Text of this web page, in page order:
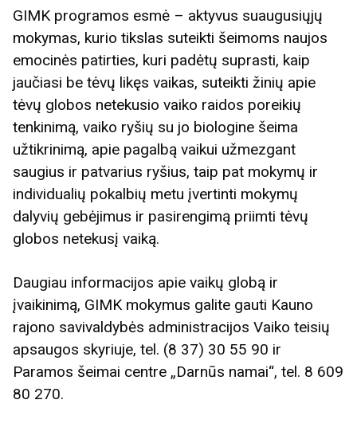
GIMK programos esmė – aktyvus suaugusiųjų
mokymas, kurio tikslas suteikti šeimoms naujos
emocinės patirties, kuri padėtų suprasti, kaip
jaučiasi be tėvų likęs vaikas, suteikti žinių apie
tėvų globos netekusio vaiko raidos poreikių
tenkinimą, vaiko ryšių su jo biologine šeima
užtikrinimą, apie pagalbą vaikui užmezgant
saugius ir patvarius ryšius, taip pat mokymų ir
individualių pokalbių metu įvertinti mokymų
dalyvių gebėjimus ir pasirengimą priimti tėvų
globos netekusį vaiką.
Daugiau informacijos apie vaikų globą ir
įvaikinimą, GIMK mokymus galite gauti Kauno
rajono savivaldybės administracijos Vaiko teisių
apsaugos skyriuje, tel. (8 37) 30 55 90 ir
Paramos šeimai centre „Darnūs namai“, tel. 8 609
80 270.